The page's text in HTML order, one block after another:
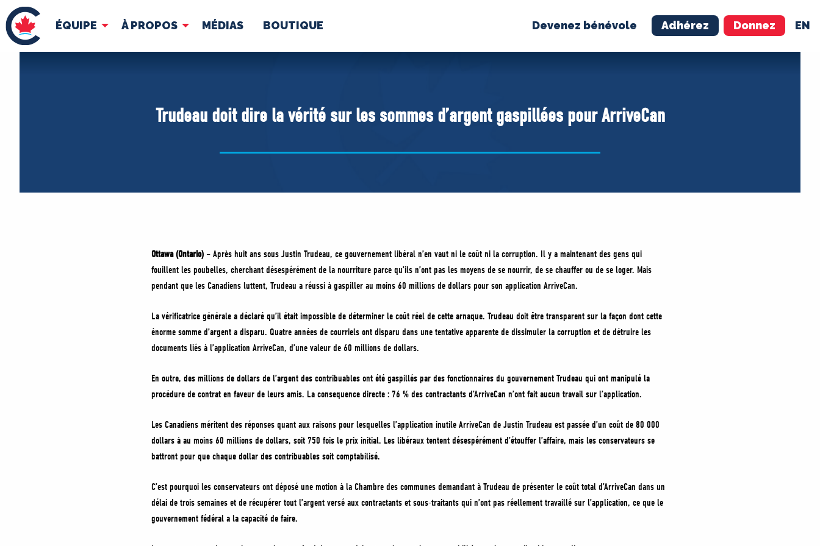
ÉQUIPE À PROPOS MÉDIAS BOUTIQUE Devenez bénévole Adhérez Donnez EN
ÉQUIPE
Vos députés conservateurs
À PROPOS MÉDIAS BÉNÉVOLE ADHÉREZ
BOUTIQUE
Trudeau doit dire la vérité sur les sommes d’argent gaspillées pour ArriveCan
Ottawa (Ontario) – Après huit ans sous Justin Trudeau, ce gouvernement libéral n’en vaut ni le coût ni la corruption. Il y a maintenant des gens qui
fouillent les poubelles, cherchant désespérément de la nourriture parce qu’ils n’ont pas les moyens de se nourrir, de se chauffer ou de se loger. Mais
pendant que les Canadiens luttent, Trudeau a réussi à gaspiller au moins 60 millions de dollars pour son application ArriveCan.
La vérificatrice générale a déclaré qu’il était impossible de déterminer le coût réel de cette arnaque. Trudeau doit être transparent sur la façon dont cette
énorme somme d’argent a disparu. Quatre années de courriels ont disparu dans une tentative apparente de dissimuler la corruption et de détruire les
documents liés à l’application ArriveCan, d’une valeur de 60 millions de dollars.
En outre, des millions de dollars de l’argent des contribuables ont été gaspillés par des fonctionnaires du gouvernement Trudeau qui ont manipulé la
procédure de contrat en faveur de leurs amis. La consequence directe : 76 % des contractants d’ArriveCan n’ont fait aucun travail sur l’application.
Les Canadiens méritent des réponses quant aux raisons pour lesquelles l’application inutile ArriveCan de Justin Trudeau est passée d’un coût de 80 000
dollars à au moins 60 millions de dollars, soit 750 fois le prix initial. Les libéraux tentent désespérément d’étouffer l’affaire, mais les conservateurs se
battront pour que chaque dollar des contribuables soit comptabilisé.
C’est pourquoi les conservateurs ont déposé une motion à la Chambre des communes demandant à Trudeau de présenter le coût total d’ArriveCan dans un
délai de trois semaines et de récupérer tout l’argent versé aux contractants et sous-traitants qui n’ont pas réellement travaillé sur l’application, ce que le
gouvernement fédéral a la capacité de faire.